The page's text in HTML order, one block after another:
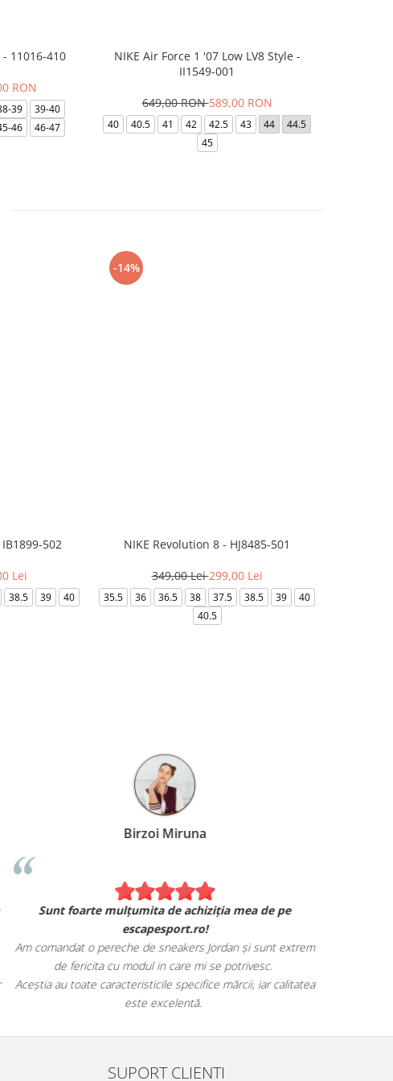
11016-410
RON
39
39-40
46 46-47
NIKE Air Force 1 '07 Low LV8 Style -
II1549-001
649,00 RON589,00 RON
40 40.5 41 42 42.5 43 44
44.5
45
502
Lei
38.5 39
40
-14%
NIKE Revolution 8 - HJ8485-501
349,00 Lei299,00 Lei
35.5 36 36.5 38 37.5 38.5 39
40
40.5
Birzoi Miruna
Sunt foarte mulțumita de achiziția mea de pe
escapesport.ro!
Am comandat o pereche de sneakers Jordan și sunt extrem
de fericita cu modul in care mi se potrivesc.
Aceștia au toate caracteristicile specifice mărcii, iar calitatea
este excelentă.
SUPORT CLIENTI